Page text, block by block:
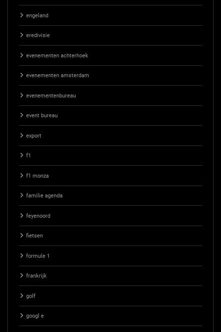
engeland
eredivisie
evenementen achterhoek
evenementen amsterdam
evenementenbureau
event bureau
export
f1
f1 monza
familie agenda
feyenoord
fietsen
formule 1
frankrijk
golf
googl e